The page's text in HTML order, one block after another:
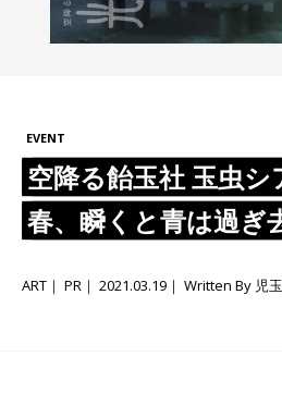
EVENT
空降る飴玉社 玉虫シ
春、瞬くと青は過ぎ
ART PR 2021.03.19 Written By 児